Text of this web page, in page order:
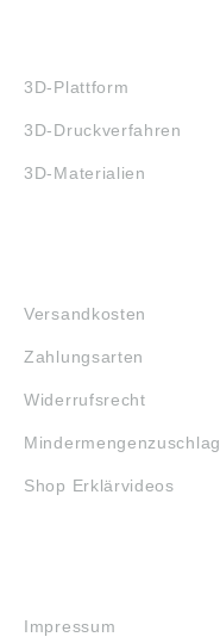
3D-Plattform
3D-Druckverfahren
3D-Materialien
Versandkosten
Zahlungsarten
Widerrufsrecht
Mindermengenzuschlag
Shop Erklärvideos
Impressum